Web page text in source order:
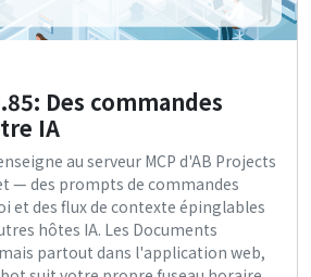
Des commandes
IA
au serveur MCP d'AB Projects
— des prompts de commandes
et des flux de contexte épinglables
hôtes IA. Les Documents
partout dans l'application web,